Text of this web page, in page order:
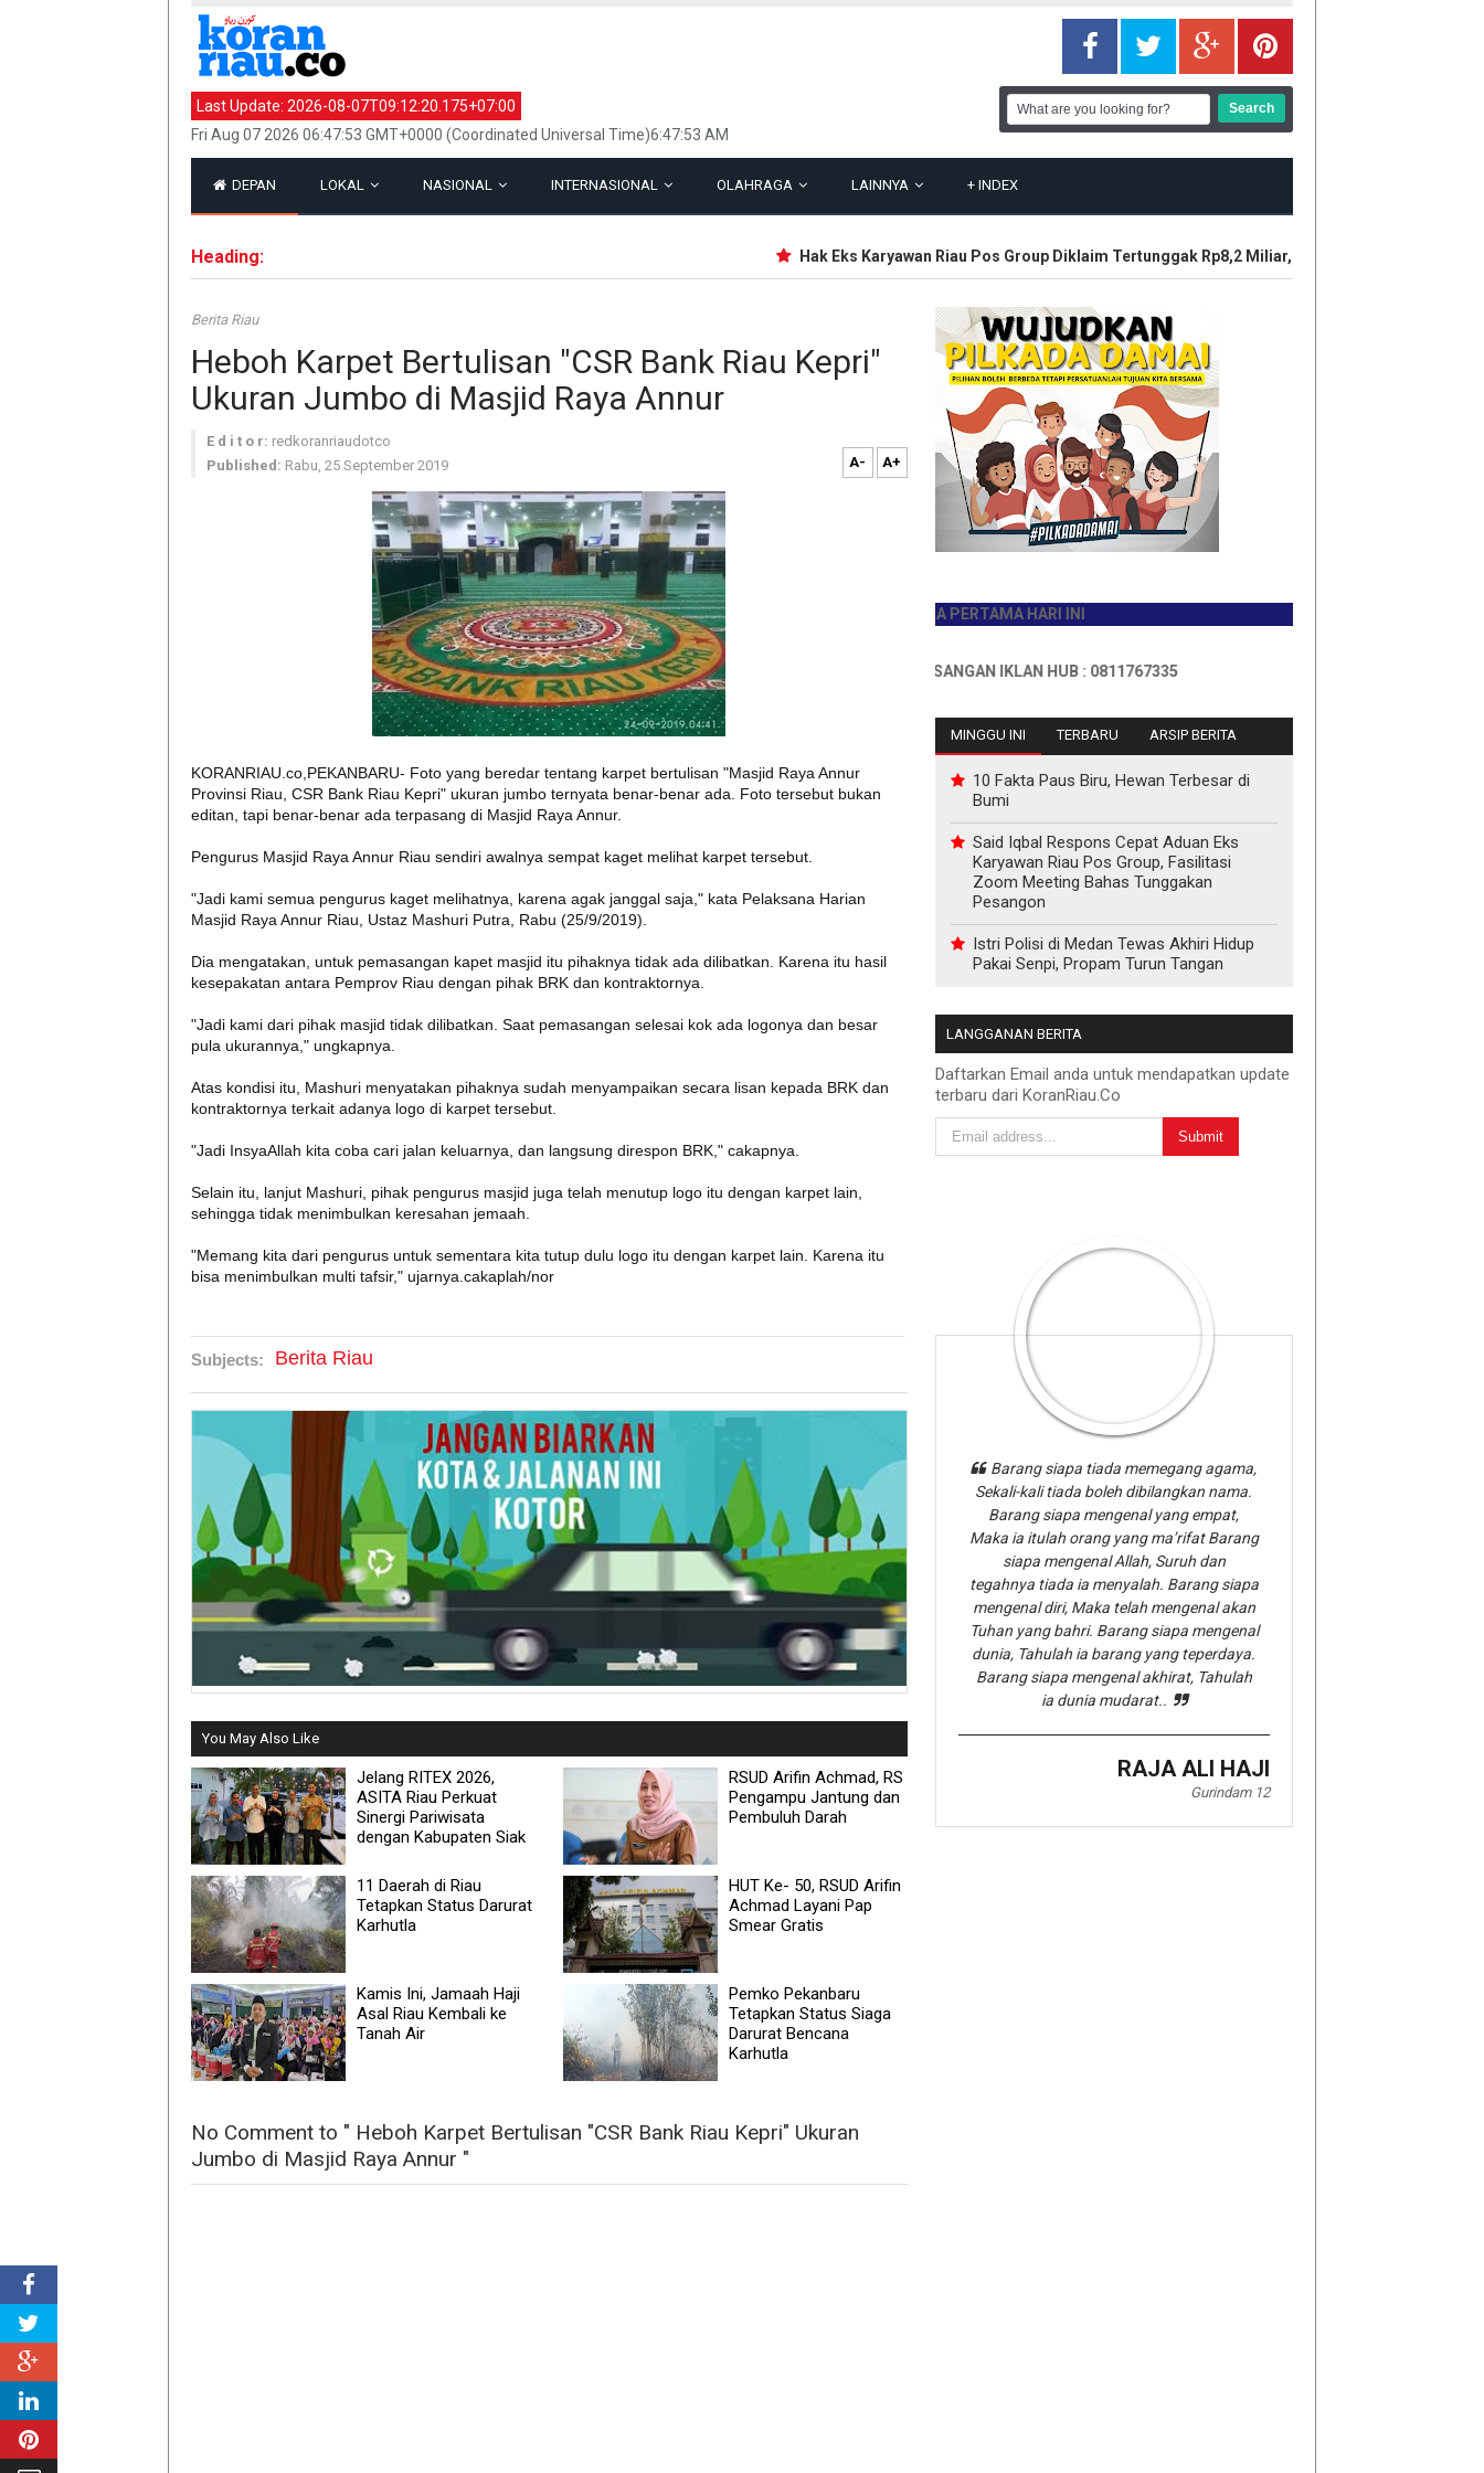
Last Update: 2026-08-07T09:12:20.175+07:00
Fri Aug 07 2026 06:47:53 GMT+0000 (Coordinated Universal Time)6:47:53 AM
DEPAN LOKAL NASIONAL INTERNASIONAL OLAHRAGA LAINNYA + INDEX
Heading: Hak Eks Karyawan Riau Pos Group Diklaim Tertunggak Rp8,2 Miliar, LBH Tuah Negeri
Berita Riau
Heboh Karpet Bertulisan "CSR Bank Riau Kepri"
Ukuran Jumbo di Masjid Raya Annur
E d i t o r: redkoranriaudotco
Published: Rabu, 25 September 2019 A- A+
KORANRIAU.co,PEKANBARU- Foto yang beredar tentang karpet bertulisan "Masjid Raya Annur
Provinsi Riau, CSR Bank Riau Kepri" ukuran jumbo ternyata benar-benar ada. Foto tersebut bukan
editan, tapi benar-benar ada terpasang di Masjid Raya Annur.
Pengurus Masjid Raya Annur Riau sendiri awalnya sempat kaget melihat karpet tersebut.
"Jadi kami semua pengurus kaget melihatnya, karena agak janggal saja," kata Pelaksana Harian
Masjid Raya Annur Riau, Ustaz Mashuri Putra, Rabu (25/9/2019).
Dia mengatakan, untuk pemasangan kapet masjid itu pihaknya tidak ada dilibatkan. Karena itu hasil
kesepakatan antara Pemprov Riau dengan pihak BRK dan kontraktornya.
"Jadi kami dari pihak masjid tidak dilibatkan. Saat pemasangan selesai kok ada logonya dan besar
pula ukurannya," ungkapnya.
Atas kondisi itu, Mashuri menyatakan pihaknya sudah menyampaikan secara lisan kepada BRK dan
kontraktornya terkait adanya logo di karpet tersebut.
"Jadi InsyaAllah kita coba cari jalan keluarnya, dan langsung direspon BRK," cakapnya.
Selain itu, lanjut Mashuri, pihak pengurus masjid juga telah menutup logo itu dengan karpet lain,
sehingga tidak menimbulkan keresahan jemaah.
"Memang kita dari pengurus untuk sementara kita tutup dulu logo itu dengan karpet lain. Karena itu
bisa menimbulkan multi tafsir," ujarnya.cakaplah/nor
Subjects: Berita Riau
You May Also Like
Jelang RITEX 2026,
ASITA Riau Perkuat
Sinergi Pariwisata
dengan Kabupaten Siak
RSUD Arifin Achmad, RS
Pengampu Jantung dan
Pembuluh Darah
11 Daerah di Riau
Tetapkan Status Darurat
Karhutla
HUT Ke- 50, RSUD Arifin
Achmad Layani Pap
Smear Gratis
Kamis Ini, Jamaah Haji
Asal Riau Kembali ke
Tanah Air
Pemko Pekanbaru
Tetapkan Status Siaga
Darurat Bencana
Karhutla
No Comment to " Heboh Karpet Bertulisan "CSR Bank Riau Kepri" Ukuran
Jumbo di Masjid Raya Annur "
JADILAH PEMBACA PERTAMA HARI INI
INFO PEMASANGAN IKLAN HUB : 0811767335
MINGGU INI TERBARU ARSIP BERITA
10 Fakta Paus Biru, Hewan Terbesar di
Bumi
Said Iqbal Respons Cepat Aduan Eks
Karyawan Riau Pos Group, Fasilitasi
Zoom Meeting Bahas Tunggakan
Pesangon
Istri Polisi di Medan Tewas Akhiri Hidup
Pakai Senpi, Propam Turun Tangan
LANGGANAN BERITA
Daftarkan Email anda untuk mendapatkan update
terbaru dari KoranRiau.Co
Barang siapa tiada memegang agama,
Sekali-kali tiada boleh dibilangkan nama.
Barang siapa mengenal yang empat,
Maka ia itulah orang yang ma’rifat Barang
siapa mengenal Allah, Suruh dan
tegahnya tiada ia menyalah. Barang siapa
mengenal diri, Maka telah mengenal akan
Tuhan yang bahri. Barang siapa mengenal
dunia, Tahulah ia barang yang teperdaya.
Barang siapa mengenal akhirat, Tahulah
ia dunia mudarat..
RAJA ALI HAJI
Gurindam 12